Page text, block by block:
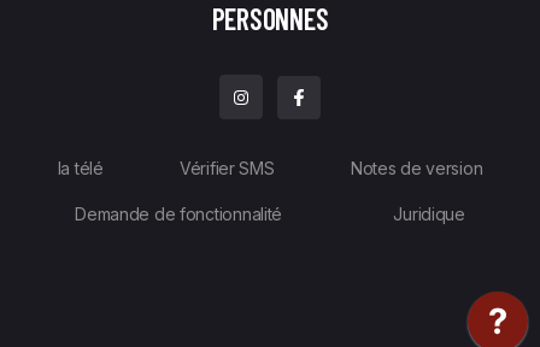
PERSONNES
la télé Vérifier SMS Notes de version
Demande de fonctionnalité Juridique